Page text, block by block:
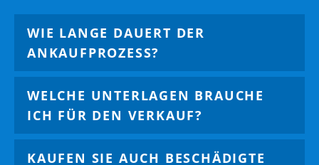
WIE LANGE DAUERT DER
ANKAUFPROZESS?
WELCHE UNTERLAGEN BRAUCHE
ICH FÜR DEN VERKAUF?
KAUFEN SIE AUCH BESCHÄDIGTE